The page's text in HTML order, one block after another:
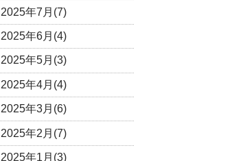
2025年7月(7)
2025年6月(4)
2025年5月(3)
2025年4月(4)
2025年3月(6)
2025年2月(7)
2025年1月(3)